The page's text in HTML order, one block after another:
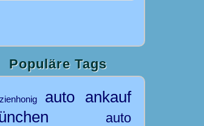
Populäre Tags
auto ankauf
auto